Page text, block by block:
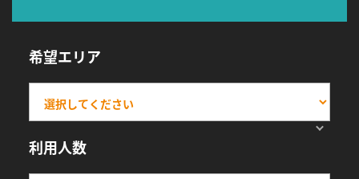
希望エリア
利用人数